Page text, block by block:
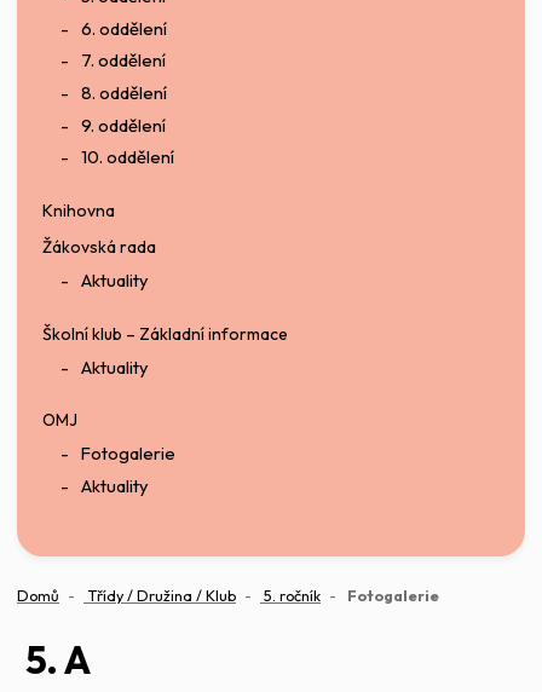
6. oddělení
7. oddělení
8. oddělení
9. oddělení
10. oddělení
Knihovna
Žákovská rada
Aktuality
Školní klub – Základní informace
Aktuality
OMJ
Fotogalerie
Aktuality
Domů Třídy / Družina / Klub 5. ročník Fotogalerie(aktuální)
5. A